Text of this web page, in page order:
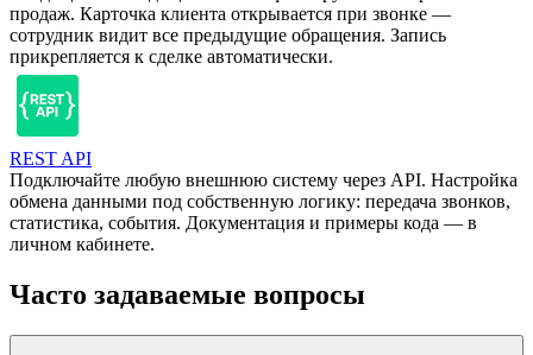
продаж. Карточка клиента открывается при звонке —
сотрудник видит все предыдущие обращения. Запись
прикрепляется к сделке автоматически.
REST API
Подключайте любую внешнюю систему через API. Настройка
обмена данными под собственную логику: передача звонков,
статистика, события. Документация и примеры кода — в
личном кабинете.
Часто задаваемые вопросы